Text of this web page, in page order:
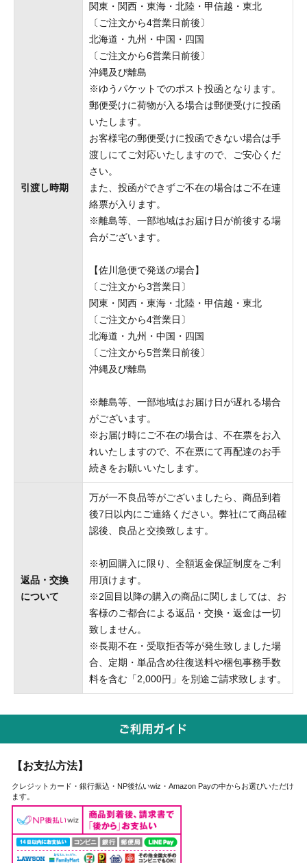
引渡し時期
関東・関西・東海・北陸・甲信越・東北
〔ご注文から4営業日前後〕
北海道・九州・中国・四国
〔ご注文から6営業日前後〕
沖縄及び離島
※ゆうパケットでのポスト投函となります。
郵便受けに荷物が入る場合は郵便受けに投函
いたします。
お客様宅の郵便受けに投函できない場合は手
渡しにてご対応いたしますので、ご安心くだ
さい。
また、投函ができずご不在の場合はご不在連
絡票が入ります。
※離島等、一部地域はお届け日が前後する場
合がございます。
【佐川急便で発送の場合】
〔ご注文から3営業日〕
関東・関西・東海・北陸・甲信越・東北
〔ご注文から4営業日〕
北海道・九州・中国・四国
〔ご注文から5営業日前後〕
沖縄及び離島
※離島等、一部地域はお届け日が遅れる場合
がございます。
※お届け時にご不在の場合は、不在票をお入
れいたしますので、不在票にて再配達のお手
続きをお願いいたします。
返品・交換
について
万が一不良品等がございましたら、商品到着
後7日以内にご連絡ください。弊社にて商品確
認後、良品と交換致します。
※初回購入に限り、全額返金保証制度をご利
用頂けます。
※2回目以降の購入の商品に関しましては、お
客様のご都合による返品・交換・返金は一切
致しません。
※長期不在・受取拒否等が発生致しました場
合、定期・単品含め往復送料や梱包事務手数
料を含む「2,000円」を別途ご請求致します。
【お支払方法】
クレジットカード・銀行振込・NP後払いwiz・Amazon Payの中からお選びいただけ
ます。